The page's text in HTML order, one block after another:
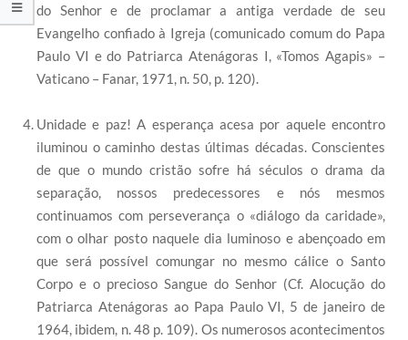
do Senhor e de proclamar a antiga verdade de seu
Evangelho confiado à Igreja (comunicado comum do Papa
Paulo VI e do Patriarca Atenágoras I, «Tomos Agapis» –
Vaticano – Fanar, 1971, n. 50, p. 120).
Unidade e paz! A esperança acesa por aquele encontro
iluminou o caminho destas últimas décadas. Conscientes
de que o mundo cristão sofre há séculos o drama da
separação, nossos predecessores e nós mesmos
continuamos com perseverança o «diálogo da caridade»,
com o olhar posto naquele dia luminoso e abençoado em
que será possível comungar no mesmo cálice o Santo
Corpo e o precioso Sangue do Senhor (Cf. Alocução do
Patriarca Atenágoras ao Papa Paulo VI, 5 de janeiro de
1964, ibidem, n. 48 p. 109). Os numerosos acontecimentos